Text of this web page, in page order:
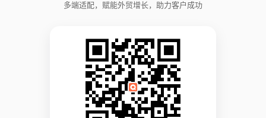
多端适配，赋能外贸增长，助力客户成功